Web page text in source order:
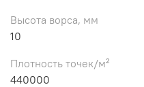
Высота ворса, мм
10
Плотность точек/м²
440000